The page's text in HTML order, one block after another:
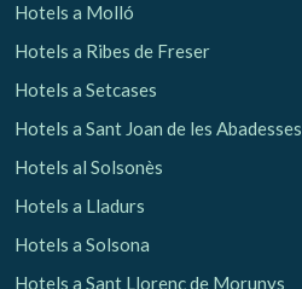
Hotels a Molló
Hotels a Ribes de Freser
Hotels a Setcases
Hotels a Sant Joan de les Abadesses
Hotels al Solsonès
Hotels a Lladurs
Hotels a Solsona
Hotels a Sant Llorenç de Morunys